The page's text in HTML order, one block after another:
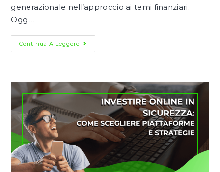
generazionale nell’approccio ai temi finanziari.
Oggi…
Continua A Leggere Crowdfunding
E
I
Giovani?